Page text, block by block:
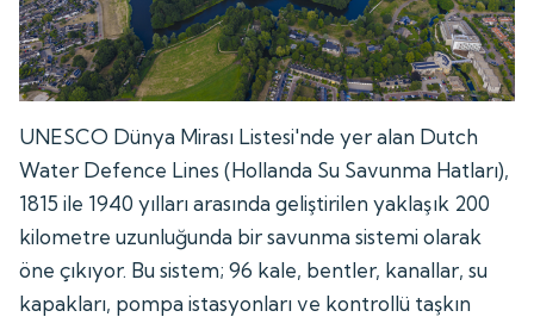
UNESCO Dünya Mirası Listesi'nde yer alan Dutch
Water Defence Lines (Hollanda Su Savunma Hatları),
1815 ile 1940 yılları arasında geliştirilen yaklaşık 200
kilometre uzunluğunda bir savunma sistemi olarak
öne çıkıyor. Bu sistem; 96 kale, bentler, kanallar, su
kapakları, pompa istasyonları ve kontrollü taşkın